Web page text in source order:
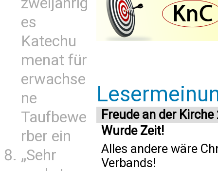
es
Katechu
menat für
erwachse
ne
Taufbewe
rber ein
„Sehr
Freude an der Kirche
Wurde Zeit!
Alles andere wäre
Verbands!